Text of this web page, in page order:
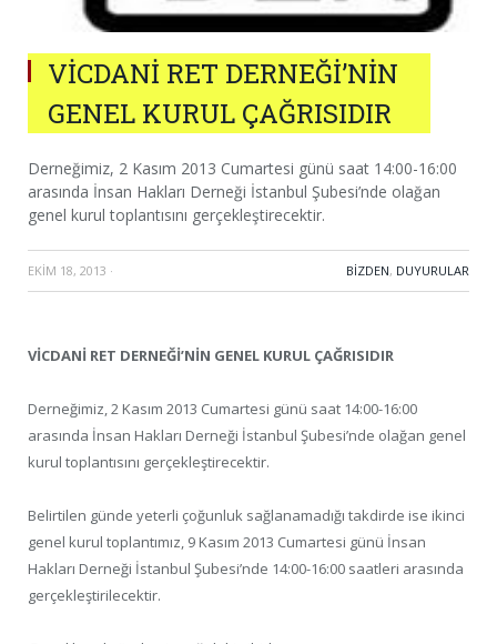
VİCDANİ RET DERNEĞİ’NİN
GENEL KURUL ÇAĞRISIDIR
Derneğimiz, 2 Kasım 2013 Cumartesi günü saat 14:00-16:00
arasında İnsan Hakları Derneği İstanbul Şubesi’nde olağan
genel kurul toplantısını gerçekleştirecektir.
EKIM 18, 2013 · BIZDEN, DUYURULAR
VİCDANİ RET DERNEĞİ’NİN GENEL KURUL ÇAĞRISIDIR
Derneğimiz, 2 Kasım 2013 Cumartesi günü saat 14:00-16:00
arasında İnsan Hakları Derneği İstanbul Şubesi’nde olağan genel
kurul toplantısını gerçekleştirecektir.
Belirtilen günde yeterli çoğunluk sağlanamadığı takdirde ise ikinci
genel kurul toplantımız, 9 Kasım 2013 Cumartesi günü İnsan
Hakları Derneği İstanbul Şubesi’nde 14:00-16:00 saatleri arasında
gerçekleştirilecektir.